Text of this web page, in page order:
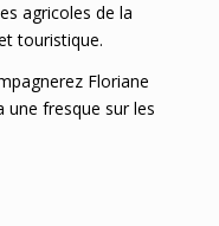
agricoles de la
touristique.
Floriane
une fresque sur les